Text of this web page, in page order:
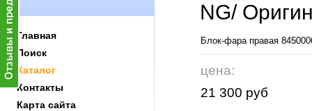
Главная
Поиск
Каталог
Контакты
Карта сайта
NG/
Блок-фара правая
цена:
21 300 руб